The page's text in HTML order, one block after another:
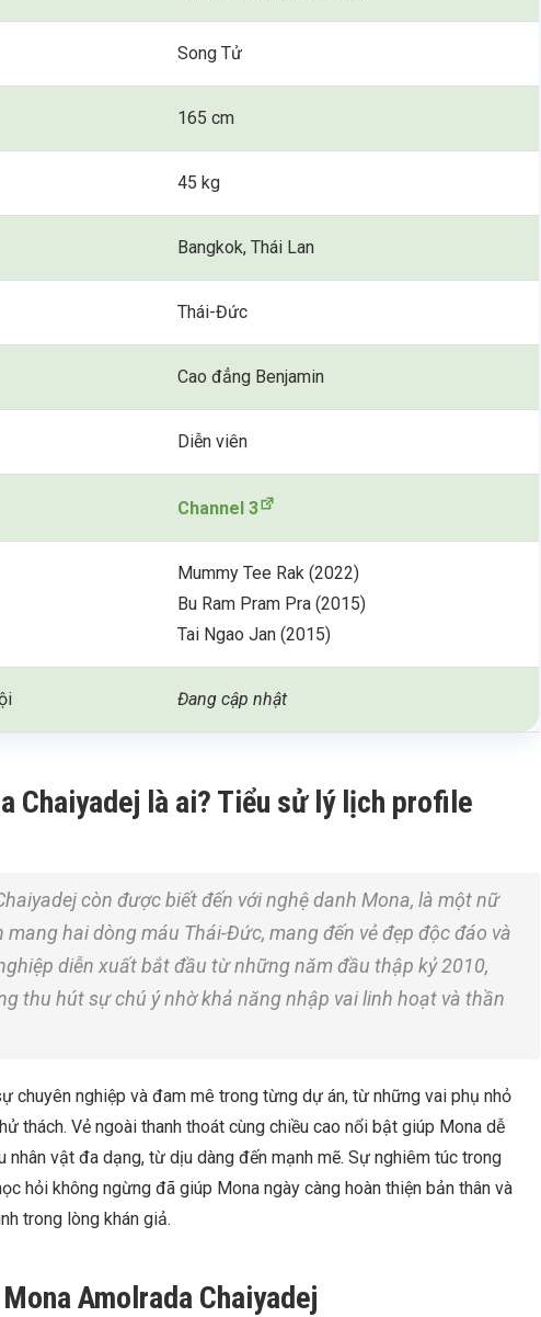
Song Tử
165 cm
45 kg
Bangkok, Thái Lan
Thái-Đức
Cao đẳng Benjamin
Diễn viên
Channel 3
Mummy Tee Rak (2022)
Bu Ram Pram Pra (2015)
Tai Ngao Jan (2015)
Đang cập nhật
Chaiyadej là ai? Tiểu sử lý lịch profile
còn được biết đến với nghệ danh Mona, là một nữ
mang hai dòng máu Thái-Đức, mang đến vẻ đẹp độc đáo và
diễn xuất bắt đầu từ những năm đầu thập kỷ 2010,
thu hút sự chú ý nhờ khả năng nhập vai linh hoạt và thần
chuyên nghiệp và đam mê trong từng dự án, từ những vai phụ nhỏ
thách. Vẻ ngoài thanh thoát cùng chiều cao nổi bật giúp Mona dễ
nhân vật đa dạng, từ dịu dàng đến mạnh mẽ. Sự nghiêm túc trong
hỏi không ngừng đã giúp Mona ngày càng hoàn thiện bản thân và
trong lòng khán giả.
Amolrada Chaiyadej